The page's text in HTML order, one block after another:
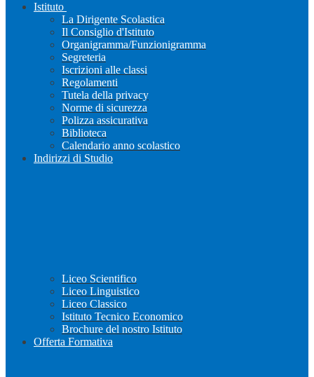
Istituto
La Dirigente Scolastica
Il Consiglio d'Istituto
Organigramma/Funzionigramma
Segreteria
Iscrizioni alle classi
Regolamenti
Tutela della privacy
Norme di sicurezza
Polizza assicurativa
Biblioteca
Calendario anno scolastico
Indirizzi di Studio
Liceo Scientifico
Liceo Linguistico
Liceo Classico
Istituto Tecnico Economico
Brochure del nostro Istituto
Offerta Formativa